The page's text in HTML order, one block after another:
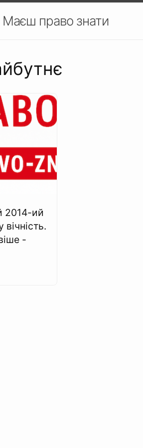
право знати
2014-ий
вічність.
-